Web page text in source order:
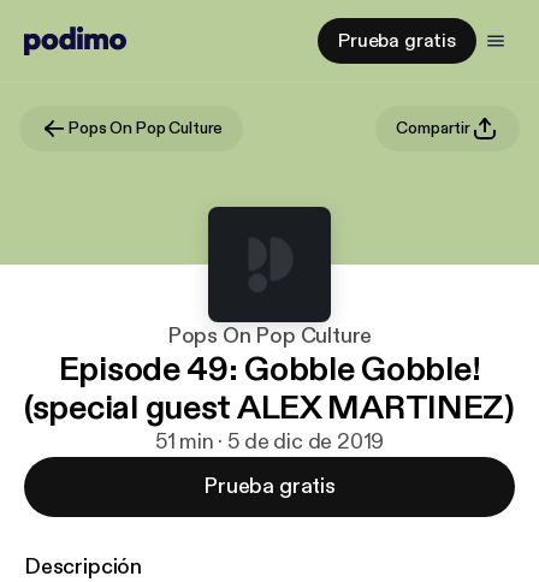
Prueba gratis
Pops On Pop Culture Compartir
Pops On Pop Culture
Episode 49: Gobble Gobble!
(special guest ALEX MARTINEZ)
51 min · 5 de dic de 2019
Prueba gratis
Descripción